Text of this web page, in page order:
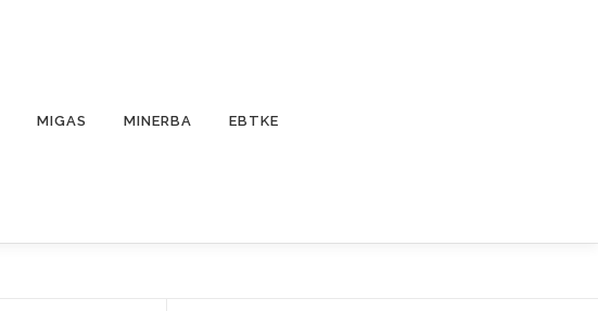
MIGAS MINERBA EBTKE